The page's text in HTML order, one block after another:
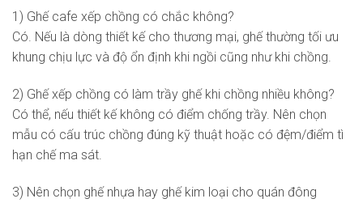
1) Ghế cafe xếp chồng có chắc không?
Có. Nếu là dòng thiết kế cho thương mại, ghế thường tối ưu
khung chịu lực và độ ổn định khi ngồi cũng như khi chồng.
2) Ghế xếp chồng có làm trầy ghế khi chồng nhiều không?
Có thể, nếu thiết kế không có điểm chống trầy. Nên chọn
mẫu có cấu trúc chồng đúng kỹ thuật hoặc có đệm/điểm tì
hạn chế ma sát.
3) Nên chọn ghế nhựa hay ghế kim loại cho quán đông